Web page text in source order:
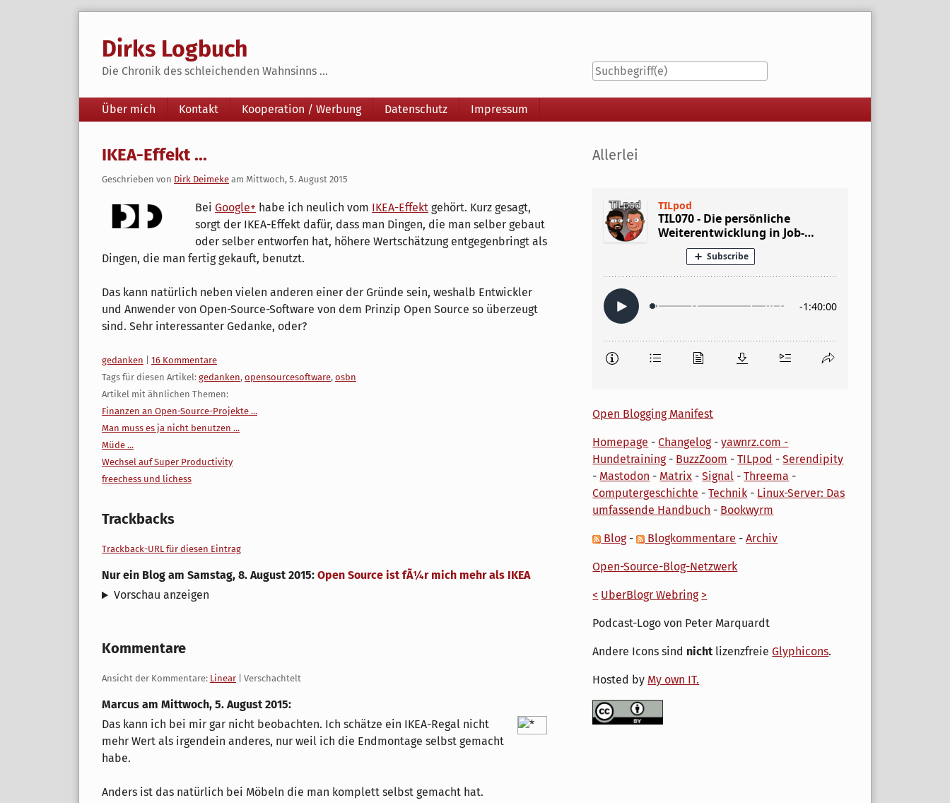
Dirks Logbuch
Die Chronik des schleichenden Wahnsinns ...
Navigation
Über mich Kontakt Kooperation / Werbung Datenschutz Impressum
IKEA-Effekt ...
Geschrieben von Dirk Deimeke am Mittwoch, 5. August 2015
Bei Google+ habe ich neulich vom IKEA-Effekt gehört. Kurz gesagt,
sorgt der IKEA-Effekt dafür, dass man Dingen, die man selber gebaut
oder selber entworfen hat, höhere Wertschätzung entgegenbringt als
Dingen, die man fertig gekauft, benutzt.
Das kann natürlich neben vielen anderen einer der Gründe sein, weshalb Entwickler
und Anwender von Open-Source-Software von dem Prinzip Open Source so überzeugt
sind. Sehr interessanter Gedanke, oder?
Kategorien:
gedanken
16 Kommentare
Tags für diesen Artikel: gedanken, opensourcesoftware, osbn
Artikel mit ähnlichen Themen:
Finanzen an Open-Source-Projekte ...
Man muss es ja nicht benutzen ...
Müde ...
Wechsel auf Super Productivity
freechess und lichess
Trackbacks
Trackback-URL für diesen Eintrag
Nur ein Blog am Samstag, 8. August 2015: Open Source ist fÃ¼r mich mehr als IKEA
Vorschau anzeigen
Kommentare
Ansicht der Kommentare: Linear | Verschachtelt
Marcus am Mittwoch, 5. August 2015:
Das kann ich bei mir gar nicht beobachten. Ich schätze ein IKEA-Regal nicht
mehr Wert als irgendein anderes, nur weil ich die Endmontage selbst gemacht
habe.
Anders ist das natürlich bei Möbeln die man komplett selbst gemacht hat.
Seitenleiste
Allerlei
Open Blogging Manifest
Homepage -Changelog-yawnrz.com -
Hundetraining- BuzzZoom -TILpod -Serendipity
- Mastodon - Matrix -Signal -Threema -
Computergeschichte -Technik - Linux-Server: Das
umfassende Handbuch - Bookwyrm
Blog- Blogkommentare -Archiv
Open-Source-Blog-Netzwerk
< UberBlogr Webring >
Podcast-Logo von Peter Marquardt
Andere Icons sind nicht lizenzfreieGlyphicons.
Hosted by My own IT.